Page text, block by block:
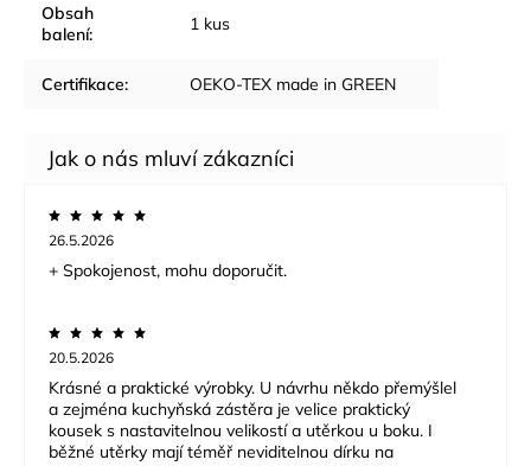
Obsah
balení: 1 kus
Certifikace: OEKO-TEX made in GREEN
26.5.2026
+ Spokojenost, mohu doporučit.
20.5.2026
Krásné a praktické výrobky. U návrhu někdo přemýšlel
a zejména kuchyňská zástěra je velice praktický
kousek s nastavitelnou velikostí a utěrkou u boku. I
běžné utěrky mají téměř neviditelnou dírku na